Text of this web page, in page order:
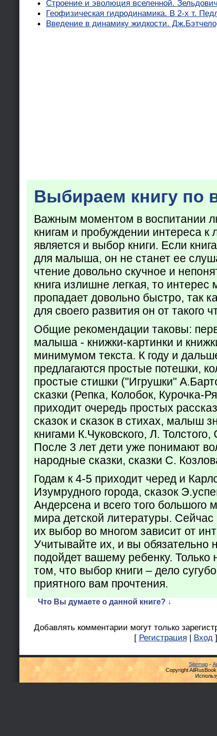
Строение и эволюция вселенной.
Геофизическая гидродинамика. В 2-х т.
Введение в динамику жидкости.
Выбираем книгу по
Важным моментом в воспитании
книгам и пробуждении интереса к
является и выбор книги. Если
для малыша, он не станет ее
чтение довольно скучное и
книга излишне легкая, то
пропадает довольно быстро, так
для своего развития он от такого
Общие рекомендации таковы:
малыша - книжки-картинки и
минимумом текста. К году и
предлагаются простые потешки,
простые стишки ("Игрушки"
сказки (Репка, Колобок, Курочка-
приходит очередь простых
сказок и сказок в стихах, малыш
книгами К.Чуковского, Л.
После 3 лет дети уже понимают
народные сказки, сказки С.
Годам к 4-5 приходит черед и
Изумрудного города, сказок
Андерсена и всего того большого
мира детской литературы. Сейчас
их выбор во многом зависит от
Учитывайте их, и вы обязательно
подойдет вашему ребенку. Только
том, что выбор книги – дело
приятного вам прочтения.
Что Вы думаете о данной книге? ↓
Добавлять комментарии могут только
[ Регистрация | Вход ]
Sitemap-
Copyright